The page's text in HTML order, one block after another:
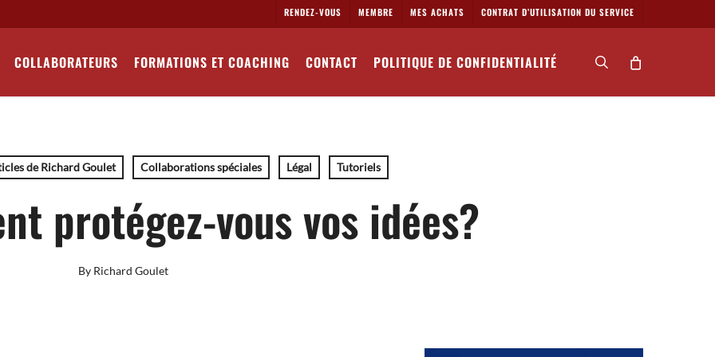
RENDEZ-VOUS MEMBRE MES ACHATS CONTRAT D’UTILISATION DU SERVICE
COLLABORATEURS FORMATIONS ET COACHING CONTACT POLITIQUE DE CONFIDENTIALITÉ search
de Richard Goulet Collaborations spéciales Légal Tutoriels
protégez-vous vos idées?
By Richard Goulet